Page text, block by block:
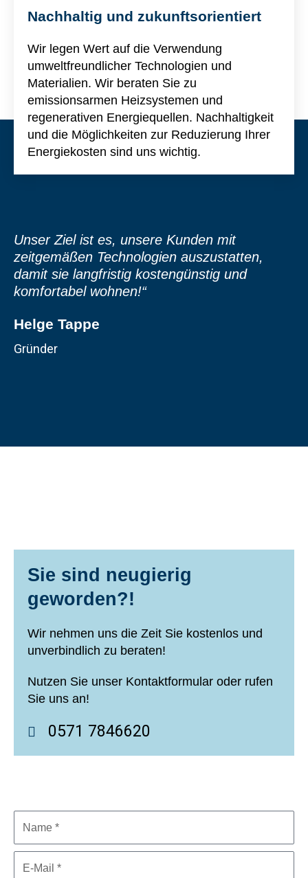
Nachhaltig und zukunftsorientiert
Wir legen Wert auf die Verwendung
umweltfreundlicher Technologien und
Materialien. Wir beraten Sie zu
emissionsarmen Heizsystemen und
regenerativen Energiequellen. Nachhaltigkeit
und die Möglichkeiten zur Reduzierung Ihrer
Energiekosten sind uns wichtig.
Unser Ziel ist es, unsere Kunden mit
zeitgemäßen Technologien auszustatten,
damit sie langfristig kostengünstig und
komfortabel wohnen!“
Helge Tappe
Gründer
Sie sind neugierig
geworden?!
Wir nehmen uns die Zeit Sie kostenlos und
unverbindlich zu beraten!
Nutzen Sie unser Kontaktformular oder rufen
Sie uns an!
0571 7846620